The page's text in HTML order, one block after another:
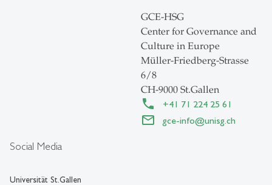
Social Media
Universität St.Gallen
GCE-HSG
Center for Governance and
Culture in Europe
Müller-Friedberg-Strasse
6/8
CH-9000 St.Gallen
+41 71 224 25 61
gce-info@unisg.ch